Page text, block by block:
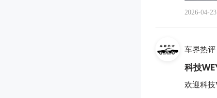
2026-04-23
车界热评
科技
欢迎科